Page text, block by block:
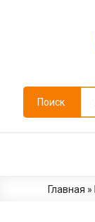
Поиск
Главная »